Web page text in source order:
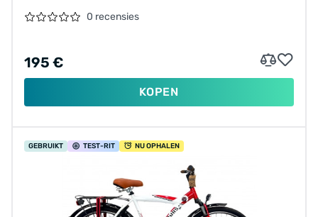
0 recensies
195 €
KOPEN
GEBRUIKT TEST-RIT NU OPHALEN